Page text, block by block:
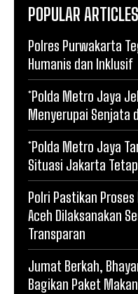
POPULAR ARTICLES
Polres Purwakarta
Humanis dan Inklusif
*Polda Metro Jaya
Menyerupai Senjata
*Polda Metro Jaya
Situasi Jakarta
Polri Pastikan
Aceh Dilaksanakan
Transparan
Jumat Berkah,
Bagikan Paket